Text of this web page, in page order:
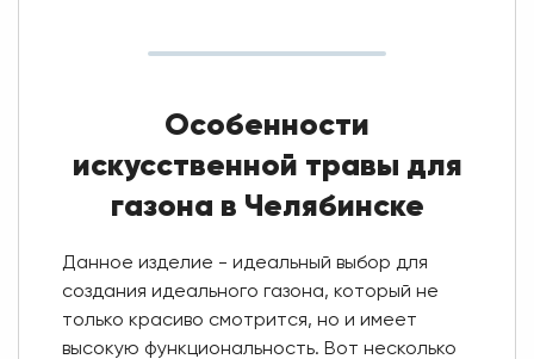
Особенности
искусственной травы для
газона в Челябинске
Данное изделие - идеальный выбор для
создания идеального газона, который не
только красиво смотрится, но и имеет
высокую функциональность. Вот несколько